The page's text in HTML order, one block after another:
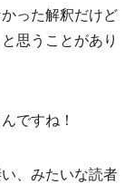
った解釈だけど
思うことがあり
ですね！
、みたいな読者